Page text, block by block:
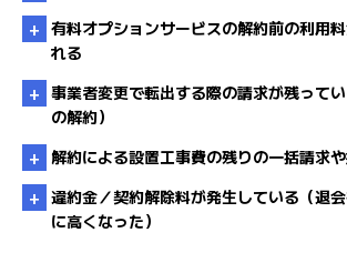
【KDDI請求】 退会後も口座振替手数
由を知りたい
有料オプションサービスの解約前の利用
れる
事業者変更で転出する際の請求が残って
の解約）
解約による設置工事費の残りの一括請求
違約金／契約解除料が発生している（退
に高くなった）